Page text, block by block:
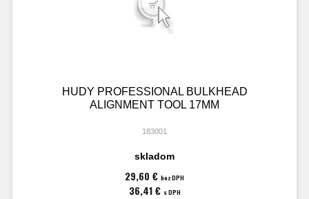
HUDY PROFESSIONAL BULKHEAD
ALIGNMENT TOOL 17MM
183001
skladom
29,60 € bez DPH
36,41 € s DPH